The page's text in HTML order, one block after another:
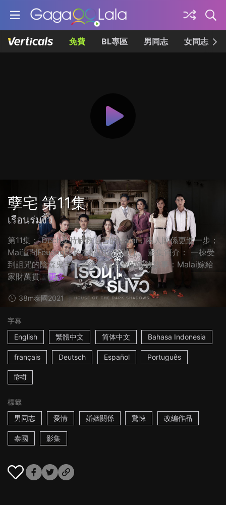
免費 BL專區 男同志 女同志
孽宅 第11集
เรือนร่มงิ้ว
第11集： Dech及時解救遇害的Malai，兩人關係更進一步；
Mai逼問Feuang關於木棉莊園的過往。 影集簡介： 一棟受
到詛咒的陰森鬼宅，背後藏著悲戚的家族故事：Malai嫁給
家財萬貫... 更多
38m泰國2021
字幕
English
繁體中文 简体中文 Bahasa Indonesia
français Deutsch Español Português
हिन्दी
標籤
男同志
愛情 婚姻關係 驚悚 改編作品
泰國 影集